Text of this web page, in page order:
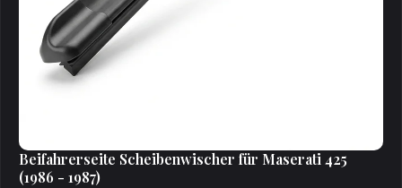
Beifahrerseite Scheibenwischer für Maserati 425
(1986 - 1987)